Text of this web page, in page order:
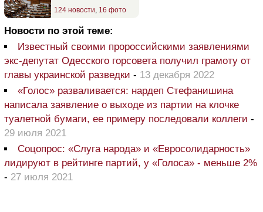
124 новости 16 фото
Новости по этой теме:
Известный своими пророссийскими заявлениями
экс-депутат Одесского горсовета получил грамоту от
главы украинской разведки - 13 декабря 2022
«Голос» разваливается: нардеп Стефанишина
написала заявление о выходе из партии на клочке
туалетной бумаги, ее примеру последовали коллеги -
29 июля 2021
Соцопрос: «Слуга народа» и «Евросолидарность»
лидируют в рейтинге партий, у «Голоса» - меньше 2%
- 27 июля 2021